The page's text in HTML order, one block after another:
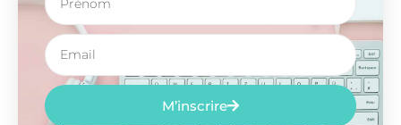
M’inscrire